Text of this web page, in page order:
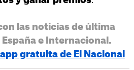
las noticias de última
e Internacional.
gratuita de El Nacional